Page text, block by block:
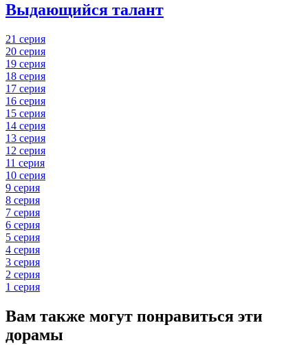
Выдающийся талант
21 серия
20 серия
19 серия
18 серия
17 серия
16 серия
15 серия
14 серия
13 серия
12 серия
11 серия
10 серия
9 серия
8 серия
7 серия
6 серия
5 серия
4 серия
3 серия
2 серия
1 серия
Вам также могут понравиться эти
дорамы